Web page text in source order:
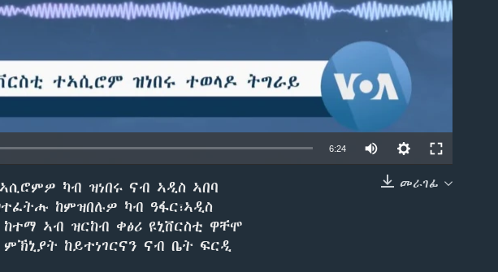
6:24
መራገፊ
ካብ ዝነበሩ ናብ ኣዲስ ኣበባ
ከምዝበሉዎ ካብ ዓፋር፣ኣዲስ
ኣብ ዝርከብ ቀፅሪ ዩኒቨርስቲ ዋቸሞ
ምኽኒያት ከይተነገርናን ናብ ቤት ፍርዲ